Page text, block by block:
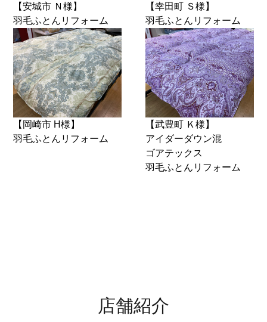
【安城市 Ｎ様】
羽毛ふとんリフォーム
【幸田町 Ｓ様】
羽毛ふとんリフォーム
【岡崎市 H様】
羽毛ふとんリフォーム
【武豊町 Ｋ様】
アイダーダウン混
ゴアテックス
羽毛ふとんリフォーム
店舗紹介